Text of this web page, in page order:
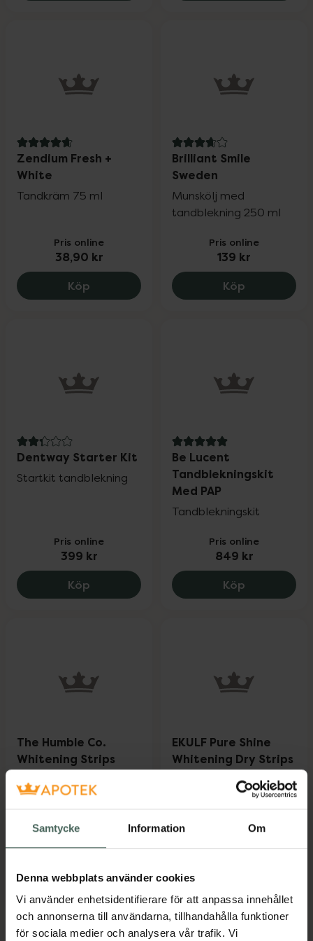
Samtycke Information Om
Denna webbplats använder cookies
Vi använder enhetsidentifierare för att anpassa innehållet
och annonserna till användarna, tillhandahålla funktioner
för sociala medier och analysera vår trafik. Vi
4.8 av 5 i omdöme
Zendium Fresh +
White
Tandkräm 75 ml
Pris online
38,90 kr
Köp Zendium Fresh + White, 38.9 kr.
3.9 av 5 i omdöme
Brilliant Smile
Sweden
Munskölj med
tandblekning 250 ml
Pris online
139 kr
Köp Brilliant
2.3 av 5 i omdöme
Dentway Starter Kit
Startkit tandblekning
Pris online
399 kr
Köp Dentway Starter Kit, 399 kr.
5 av 5 i omdöme
Be Lucent
Tandblekningskit
Med PAP
Tandblekningskit
Pris online
849 kr
Köp Be Lucent
The Humble Co.
Whitening Strips
Remsor med
tandblekning 28 st
KöpThe Humble Co. Whitening Strips Mint,
EKULF Pure Shine
Whitening Dry Strips
Vitare tänder 7 st